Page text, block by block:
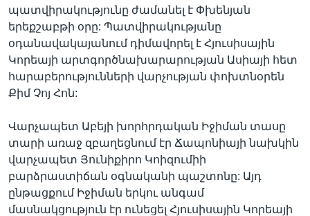
պատվիրակությունը ժամանել է Փխենյան
երեքշաբթի օրը: Պատվիրակությանը
օդանավակայանում դիմավորել է Հյուսիսային
Կորեայի արտգործնախարարության Ասիայի հետ
հարաբերությունների վարչության փոխտնօրեն
Քիմ Չոյ Հոն:
Վարչապետ Աբեյի խորհրդական Իջիման տասը
տարի առաջ զբաղեցնում էր Ճապոնիայի նախկին
վարչապետ Յունիքիրո Կոիզումիի
բարձրաստիճան օգնականի պաշտոնը: Այդ
ընթացքում Իջիման երկու անգամ
մասնակցություն էր ունեցել Հյուսիսային Կորեայի